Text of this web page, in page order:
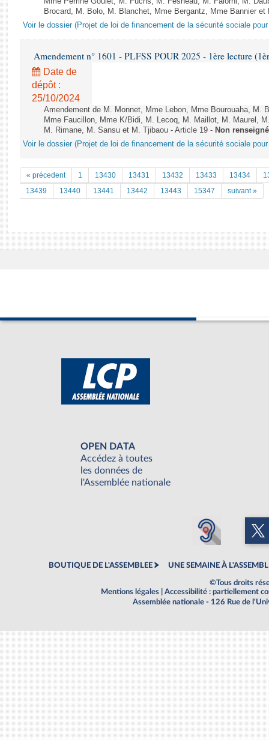
Brocard, M. Bolo, M. Blanchet, Mme Bergantz, Mme Bannier
Voir le dossier (Projet de loi de financement de la sécurité sociale pour
Amendement n° 1601 - PLFSS POUR 2025 - 1ère lecture
Date de
dépôt :
25/10/2024
Amendement de M. Monnet, Mme Lebon, Mme Bourouaha, M.
Mme Faucillon, Mme K/Bidi, M. Lecoq, M. Maillot, M. Maurel,
M. Rimane, M. Sansu et M. Tjibaou - Article 19 - Non renseigné
Voir le dossier (Projet de loi de financement de la sécurité sociale pour
« précedent 1 13430 13431 13432 13433 13434
13439
13440 13441 13442 13443 15347 suivant »
OPEN DATA
Accédez à toutes
les données de
l'Assemblée nationale
BOUTIQUE DE L'ASSEMBLEE UNE SEMAINE À
©Tous droits
Mentions légales
Accessibilité : partiellement
Assemblée nationale - 126 Rue de